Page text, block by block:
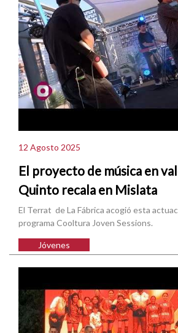
12 Agosto 2025
El proyecto de música en
Quinto recala en Mislata
El Terrat de La Fábrica acogió esta
programa Cooltura Joven Sessions.
Jóvenes